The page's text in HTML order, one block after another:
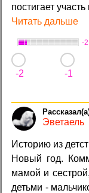
постигает
Читать дальше
-
-2 -1
Эветаель
Историю из
Новый год.
мамой и
детьми -